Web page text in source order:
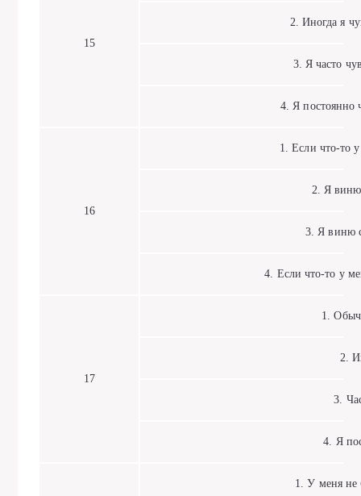
15
2. Иногда я
3. Я часто
4. Я постоянно
16
1. Если что-то у
2. Я виню
3. Я виню
4. Если что-то у
17
1.
2.
3.
4. Я
1. У меня не